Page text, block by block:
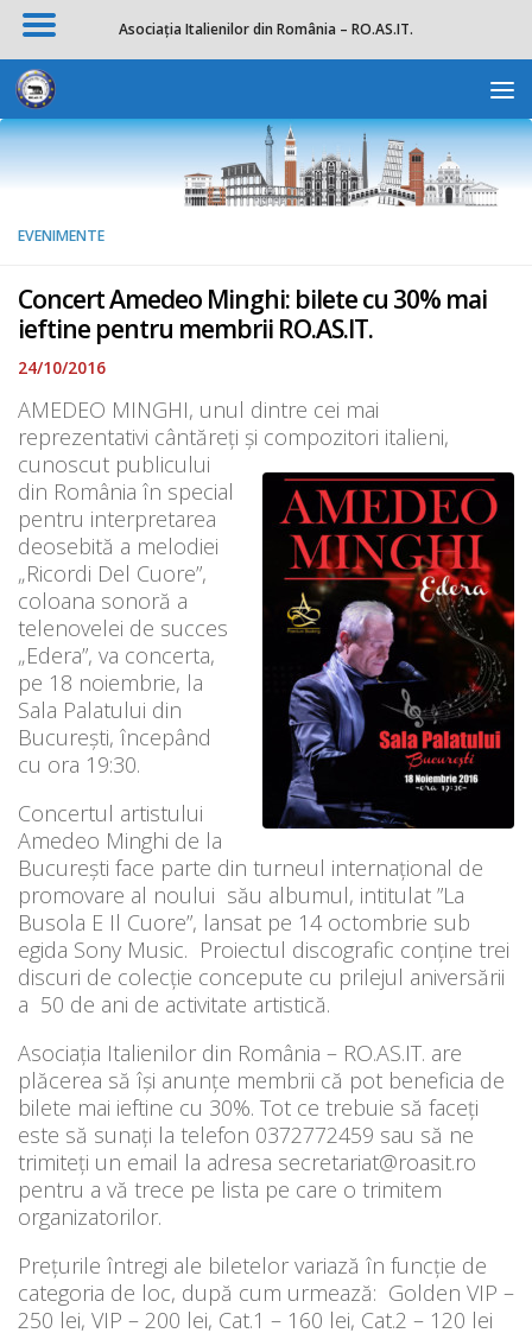
Skip to content
EVENIMENTE
Concert Amedeo Minghi: bilete cu 30% mai
ieftine pentru membrii RO.AS.IT.
24/10/2016
AMEDEO MINGHI, unul dintre cei mai
reprezentativi cântăreți și compozitori italieni,
cunoscut publicului
din România în special
pentru interpretarea
deosebită a melodiei
„Ricordi Del Cuore”,
coloana sonoră a
telenovelei de succes
„Edera”, va concerta,
pe 18 noiembrie, la
Sala Palatului din
București, începând
cu ora 19:30.
Concertul artistului
Amedeo Minghi de la
București face parte din turneul internațional de
promovare al noului său albumul, intitulat ”La
Busola E Il Cuore”, lansat pe 14 octombrie sub
egida Sony Music. Proiectul discografic conține trei
discuri de colecție concepute cu prilejul aniversării
a 50 de ani de activitate artistică.
Asociația Italienilor din România – RO.AS.IT. are
plăcerea să își anunțe membrii că pot beneficia de
bilete mai ieftine cu 30%. Tot ce trebuie să faceți
este să sunați la telefon 0372772459 sau să ne
trimiteți un email la adresa secretariat@roasit.ro
pentru a vă trece pe lista pe care o trimitem
organizatorilor.
Prețurile întregi ale biletelor variază în funcție de
categoria de loc, după cum urmează: Golden VIP –
250 lei, VIP – 200 lei, Cat.1 – 160 lei, Cat.2 – 120 lei
Asociația Italienilor din România – RO.AS.IT.